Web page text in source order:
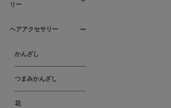
リー
ヘアアクセサリー
かんざし
つまみかんざし
花